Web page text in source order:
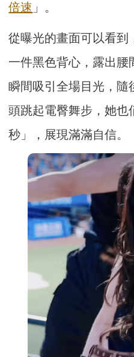
倍速 」。
從曝光的畫面可以看到
一件黑色背心，露出腰
瞬間吸引全場目光，隨
頭跳起電臀舞步，她也
秒」，展現滿滿自信。